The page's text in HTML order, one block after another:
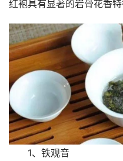
红袍具有显著的岩骨花香特
1、铁观音